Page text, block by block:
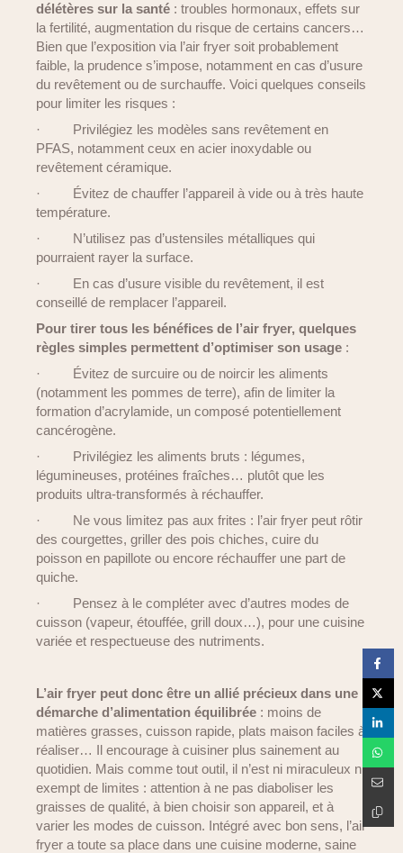
délétères sur la santé : troubles hormonaux, effets sur
la fertilité, augmentation du risque de certains cancers…
Bien que l’exposition via l’air fryer soit probablement
faible, la prudence s’impose, notamment en cas d’usure
du revêtement ou de surchauffe. Voici quelques conseils
pour limiter les risques :
· Privilégiez les modèles sans revêtement en
PFAS, notamment ceux en acier inoxydable ou
revêtement céramique.
· Évitez de chauffer l’appareil à vide ou à très haute
température.
· N’utilisez pas d’ustensiles métalliques qui
pourraient rayer la surface.
· En cas d’usure visible du revêtement, il est
conseillé de remplacer l’appareil.
Pour tirer tous les bénéfices de l’air fryer, quelques
règles simples permettent d’optimiser son usage :
· Évitez de surcuire ou de noircir les aliments
(notamment les pommes de terre), afin de limiter la
formation d’acrylamide, un composé potentiellement
cancérogène.
· Privilégiez les aliments bruts : légumes,
légumineuses, protéines fraîches… plutôt que les
produits ultra-transformés à réchauffer.
· Ne vous limitez pas aux frites : l’air fryer peut rôtir
des courgettes, griller des pois chiches, cuire du
poisson en papillote ou encore réchauffer une part de
quiche.
· Pensez à le compléter avec d’autres modes de
cuisson (vapeur, étouffée, grill doux…), pour une cuisine
variée et respectueuse des nutriments.
L’air fryer peut donc être un allié précieux dans une
démarche d’alimentation équilibrée : moins de
matières grasses, cuisson rapide, plats maison faciles à
réaliser… Il encourage à cuisiner plus sainement au
quotidien. Mais comme tout outil, il n’est ni miraculeux ni
exempt de limites : attention à ne pas diaboliser les
graisses de qualité, à bien choisir son appareil, et à
varier les modes de cuisson. Intégré avec bon sens, l’air
fryer a toute sa place dans une cuisine moderne, saine